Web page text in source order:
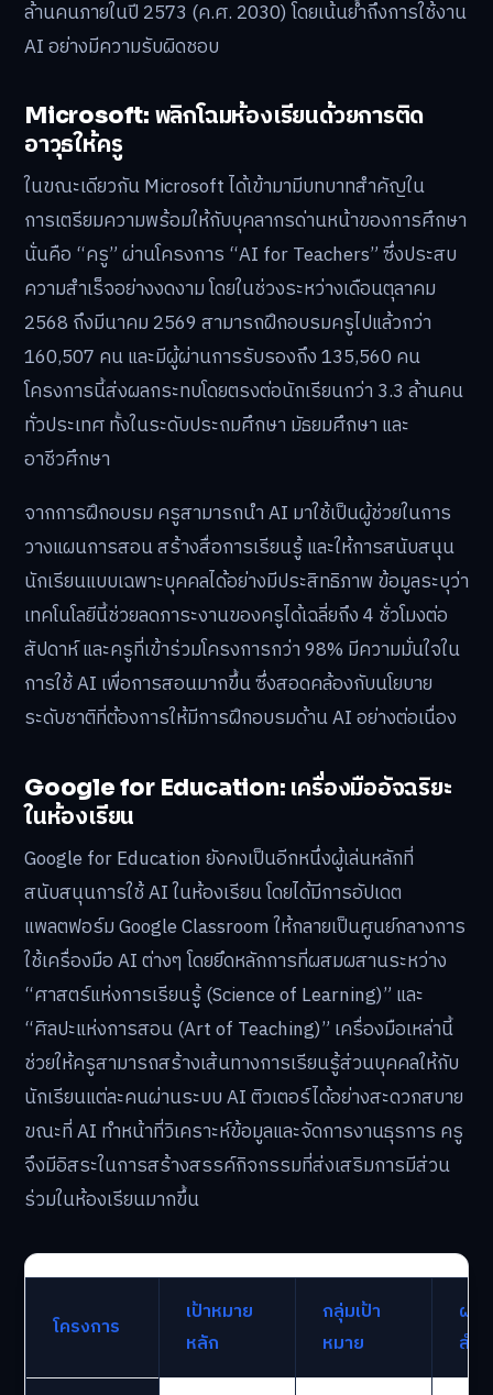
ล้านคนภายในปี 2573 (ค.ศ. 2030) โดยเน้นย้ำถึงการใช้งาน
AI อย่างมีความรับผิดชอบ
Microsoft: พลิกโฉมห้องเรียนด้วยการติด
อาวุธให้ครู
ในขณะเดียวกัน Microsoft ได้เข้ามามีบทบาทสำคัญใน
การเตรียมความพร้อมให้กับบุคลากรด่านหน้าของการศึกษา
นั่นคือ “ครู” ผ่านโครงการ “AI for Teachers” ซึ่งประสบ
ความสำเร็จอย่างงดงาม โดยในช่วงระหว่างเดือนตุลาคม
2568 ถึงมีนาคม 2569 สามารถฝึกอบรมครูไปแล้วกว่า
160,507 คน และมีผู้ผ่านการรับรองถึง 135,560 คน
โครงการนี้ส่งผลกระทบโดยตรงต่อนักเรียนกว่า 3.3 ล้านคน
ทั่วประเทศ ทั้งในระดับประถมศึกษา มัธยมศึกษา และ
อาชีวศึกษา
จากการฝึกอบรม ครูสามารถนำ AI มาใช้เป็นผู้ช่วยในการ
วางแผนการสอน สร้างสื่อการเรียนรู้ และให้การสนับสนุน
นักเรียนแบบเฉพาะบุคคลได้อย่างมีประสิทธิภาพ ข้อมูลระบุว่า
เทคโนโลยีนี้ช่วยลดภาระงานของครูได้เฉลี่ยถึง 4 ชั่วโมงต่อ
สัปดาห์ และครูที่เข้าร่วมโครงการกว่า 98% มีความมั่นใจใน
การใช้ AI เพื่อการสอนมากขึ้น ซึ่งสอดคล้องกับนโยบาย
ระดับชาติที่ต้องการให้มีการฝึกอบรมด้าน AI อย่างต่อเนื่อง
Google for Education: เครื่องมืออัจฉริยะ
ในห้องเรียน
Google for Education ยังคงเป็นอีกหนึ่งผู้เล่นหลักที่
สนับสนุนการใช้ AI ในห้องเรียน โดยได้มีการอัปเดต
แพลตฟอร์ม Google Classroom ให้กลายเป็นศูนย์กลางการ
ใช้เครื่องมือ AI ต่างๆ โดยยึดหลักการที่ผสมผสานระหว่าง
“ศาสตร์แห่งการเรียนรู้ (Science of Learning)” และ
“ศิลปะแห่งการสอน (Art of Teaching)” เครื่องมือเหล่านี้
ช่วยให้ครูสามารถสร้างเส้นทางการเรียนรู้ส่วนบุคคลให้กับ
นักเรียนแต่ละคนผ่านระบบ AI ติวเตอร์ได้อย่างสะดวกสบาย
ขณะที่ AI ทำหน้าที่วิเคราะห์ข้อมูลและจัดการงานธุรการ ครู
จึงมีอิสระในการสร้างสรรค์กิจกรรมที่ส่งเสริมการมีส่วน
ร่วมในห้องเรียนมากขึ้น
โครงการ
เป้าหมาย
หลัก
กลุ่มเป้า
หมาย
ผล
สำ